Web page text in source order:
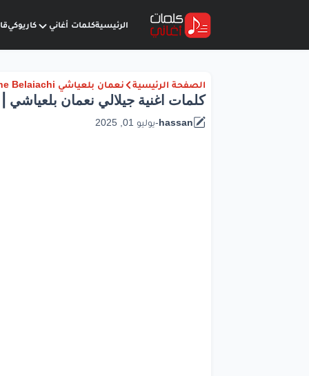
الرئيسيةكلمات أغاني كاريوكي
الصفحة الرئيسية نعمان بلعياشي Nouamane Belaiachi
كلمات اغنية جيلالي نعمان بلعياشي | 2025
hassan
-يوليو 01, 2025